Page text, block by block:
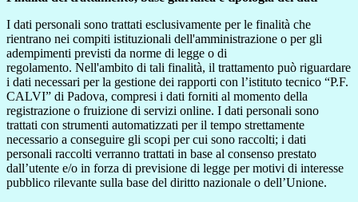
I dati personali sono trattati esclusivamente per le finalità che
rientrano nei compiti istituzionali dell'amministrazione o per gli
adempimenti previsti da norme di legge o di
regolamento. Nell'ambito di tali finalità, il trattamento può riguardare
i dati necessari per la gestione dei rapporti con l’istituto tecnico “P.F.
CALVI” di Padova, compresi i dati forniti al momento della
registrazione o fruizione di servizi online. I dati personali sono
trattati con strumenti automatizzati per il tempo strettamente
necessario a conseguire gli scopi per cui sono raccolti; i dati
personali raccolti verranno trattati in base al consenso prestato
dall’utente e/o in forza di previsione di legge per motivi di interesse
pubblico rilevante sulla base del diritto nazionale o dell’Unione.